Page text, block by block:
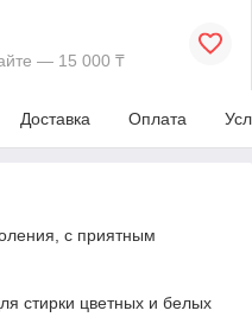
— 15 000 ₸
Доставка Оплата
с приятным
стирки цветных и белых